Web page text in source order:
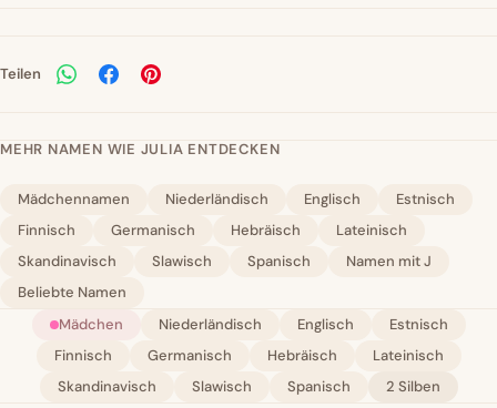
Teilen
MEHR NAMEN WIE JULIA ENTDECKEN
Mädchennamen Niederländisch Englisch
Estnisch
Finnisch
Germanisch Hebräisch
Lateinisch
Skandinavisch
Slawisch Spanisch
Namen mit J
Beliebte Namen
Mädchen
Niederländisch Englisch
Estnisch
Finnisch
Germanisch Hebräisch
Lateinisch
Skandinavisch
Slawisch Spanisch 2 Silben